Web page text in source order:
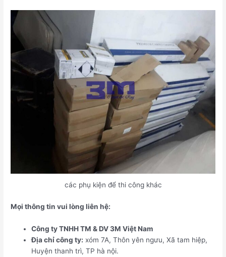
các phụ kiện để thi công khác
Mọi thông tin vui lòng liên hệ:
Công ty TNHH TM & DV 3M Việt Nam
Địa chỉ công ty: xóm 7A, Thôn yên ngưu, Xã tam hiệp,
Huyện thanh trì, TP hà nội.